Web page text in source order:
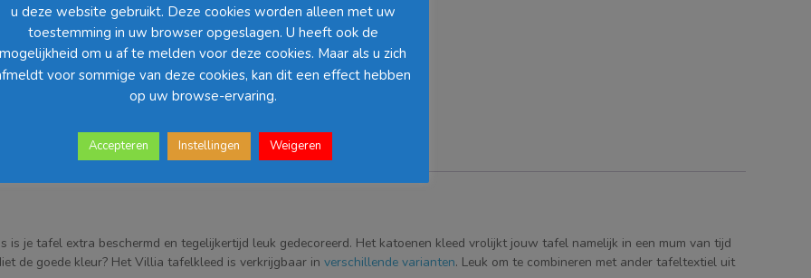
x
140
cm
Donkerbruin
aantal
Barcode:
je tafel extra beschermd en tegelijkertijd leuk gedecoreerd. Het katoenen kleed vrolijkt jouw tafel namelijk in een mum van tijd
de goede kleur? Het Villia tafelkleed is verkrijgbaar in verschillende varianten. Leuk om te combineren met ander tafeltextiel uit
u deze website gebruikt. Deze cookies worden alleen met uw
toestemming in uw browser opgeslagen. U heeft ook de
mogelijkheid om u af te melden voor deze cookies. Maar als u zich
voor sommige van deze cookies, kan dit een effect hebben
op uw browse-ervaring.
Accepteren Instellingen Weigeren